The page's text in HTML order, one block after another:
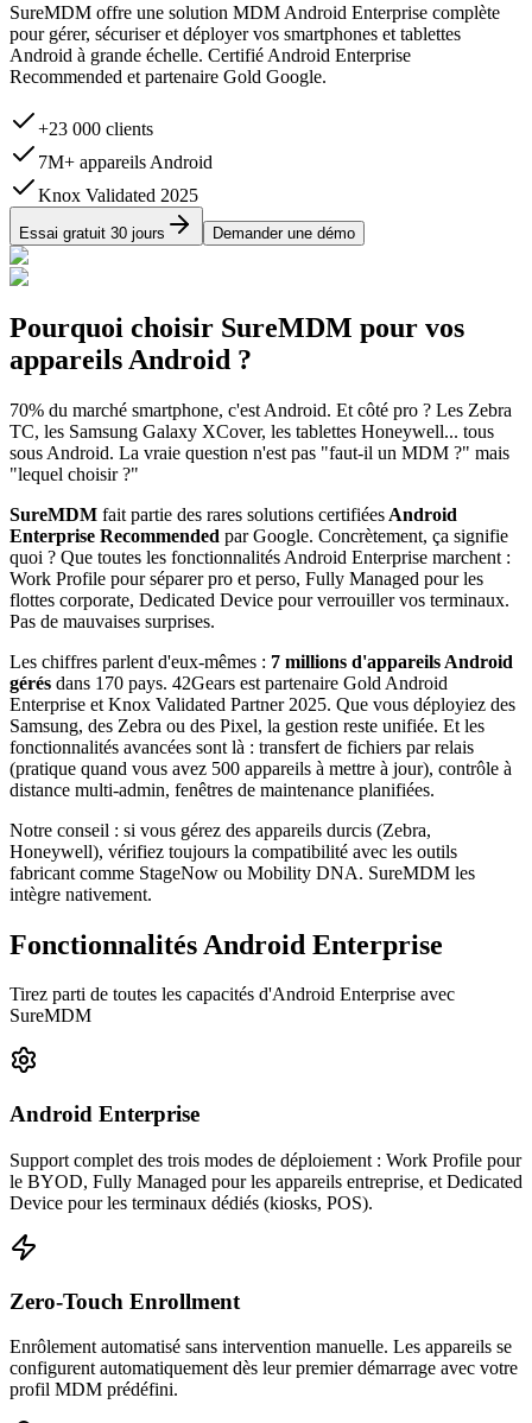
SureMDM offre une solution MDM Android Enterprise complète
pour gérer, sécuriser et déployer vos smartphones et tablettes
Android à grande échelle. Certifié Android Enterprise
Recommended et partenaire Gold Google.
+23 000 clients
7M+ appareils Android
Knox Validated 2025
Essai gratuit 30 jours Demander une démo
Pourquoi choisir SureMDM pour vos
appareils Android ?
70% du marché smartphone, c'est Android. Et côté pro ? Les Zebra
TC, les Samsung Galaxy XCover, les tablettes Honeywell... tous
sous Android. La vraie question n'est pas "faut-il un MDM ?" mais
"lequel choisir ?"
SureMDM fait partie des rares solutions certifiées Android
Enterprise Recommended par Google. Concrètement, ça signifie
quoi ? Que toutes les fonctionnalités Android Enterprise marchent :
Work Profile pour séparer pro et perso, Fully Managed pour les
flottes corporate, Dedicated Device pour verrouiller vos terminaux.
Pas de mauvaises surprises.
Les chiffres parlent d'eux-mêmes : 7 millions d'appareils Android
gérés dans 170 pays. 42Gears est partenaire Gold Android
Enterprise et Knox Validated Partner 2025. Que vous déployiez des
Samsung, des Zebra ou des Pixel, la gestion reste unifiée. Et les
fonctionnalités avancées sont là : transfert de fichiers par relais
(pratique quand vous avez 500 appareils à mettre à jour), contrôle à
distance multi-admin, fenêtres de maintenance planifiées.
Notre conseil : si vous gérez des appareils durcis (Zebra,
Honeywell), vérifiez toujours la compatibilité avec les outils
fabricant comme StageNow ou Mobility DNA. SureMDM les
intègre nativement.
Fonctionnalités Android Enterprise
Tirez parti de toutes les capacités d'Android Enterprise avec
SureMDM
Android Enterprise
Support complet des trois modes de déploiement : Work Profile pour
le BYOD, Fully Managed pour les appareils entreprise, et Dedicated
Device pour les terminaux dédiés (kiosks, POS).
Zero-Touch Enrollment
Enrôlement automatisé sans intervention manuelle. Les appareils se
configurent automatiquement dès leur premier démarrage avec votre
profil MDM prédéfini.